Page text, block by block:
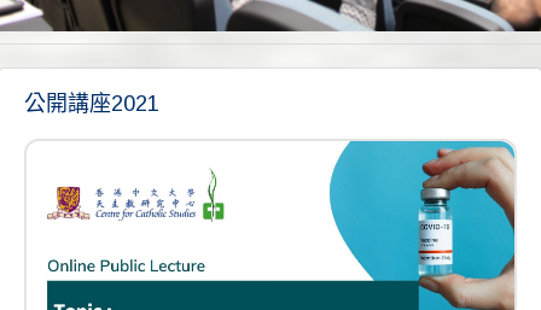
公開
講座
公開講座2021